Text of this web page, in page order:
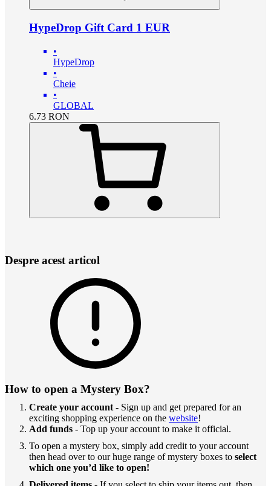
HypeDrop Gift Card 1 EUR
•
HypeDrop
•
Cheie
•
GLOBAL
6.73 RON
Despre acest articol
How to open a Mystery Box?
Create your account - Sign up and get prepared for an
exciting shopping experience on the website!
Add funds - Top up your account to make it official.
To open a mystery box, simply add credit to your account
then head over to our huge range of mystery boxes to select
which one you’d like to open!